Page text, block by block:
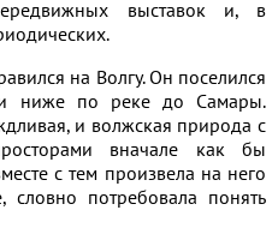
выставок и, в
на Волгу. Он поселился
и ниже по реке до Самары.
и волжская природа с
вначале как бы
с тем произвела на него
словно потребовала понять